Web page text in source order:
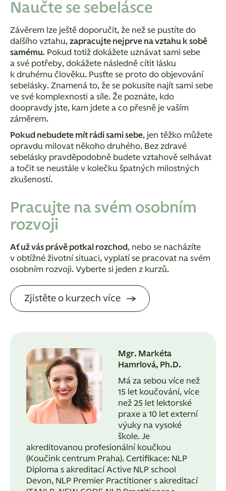
Naučte se sebelásce
Závěrem lze ještě doporučit, že než se pustíte do
dalšího vztahu, zapracujte nejprve na vztahu k sobě
samému. Pokud totiž dokážete uznávat sami sebe
a své potřeby, dokážete následně cítit lásku
k druhému člověku. Pusťte se proto do objevování
sebelásky. Znamená to, že se pokusíte najít sami sebe
ve své komplexnosti a síle. Že poznáte, kdo
doopravdy jste, kam jdete a co přesně je vaším
záměrem.
Pokud nebudete mít rádi sami sebe, jen těžko můžete
opravdu milovat někoho druhého. Bez zdravé
sebelásky pravděpodobně budete vztahově selhávat
a točit se neustále v kolečku špatných milostných
zkušeností.
Pracujte na svém osobním
rozvoji
Ať už vás právě potkal rozchod, nebo se nacházíte
v obtížné životní situaci, vyplatí se pracovat na svém
osobním rozvoji. Vyberte si jeden z kurzů.
Zjistěte o kurzech více
Mgr. Markéta
Hamrlová, Ph.D.
Má za sebou více než
15 let koučování, více
než 25 let lektorské
praxe a 10 let externí
výuky na vysoké
škole. Je
akreditovanou profesionální koučkou
(Koučink centrum Praha). Certifikace: NLP
Diploma s akreditací Active NLP school
Devon, NLP Premier Practitioner s akreditací